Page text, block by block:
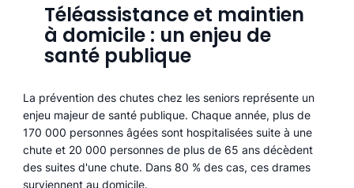
Téléassistance et maintien
à domicile : un enjeu de
santé publique
La prévention des chutes chez les seniors représente un
enjeu majeur de santé publique. Chaque année, plus de
170 000 personnes âgées sont hospitalisées suite à une
chute et 20 000 personnes de plus de 65 ans décèdent
des suites d'une chute. Dans 80 % des cas, ces drames
surviennent au domicile.